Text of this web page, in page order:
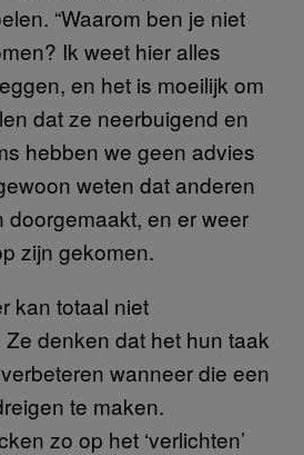
“Waarom ben je niet
Ik weet hier alles
en het is moeilijk om
dat ze neerbuigend en
hebben we geen advies
weten dat anderen
doorgemaakt, en er weer
zijn gekomen.
kan totaal niet
denken dat het hun taak
wanneer die een
te maken.
zo op het ‘verlichten’